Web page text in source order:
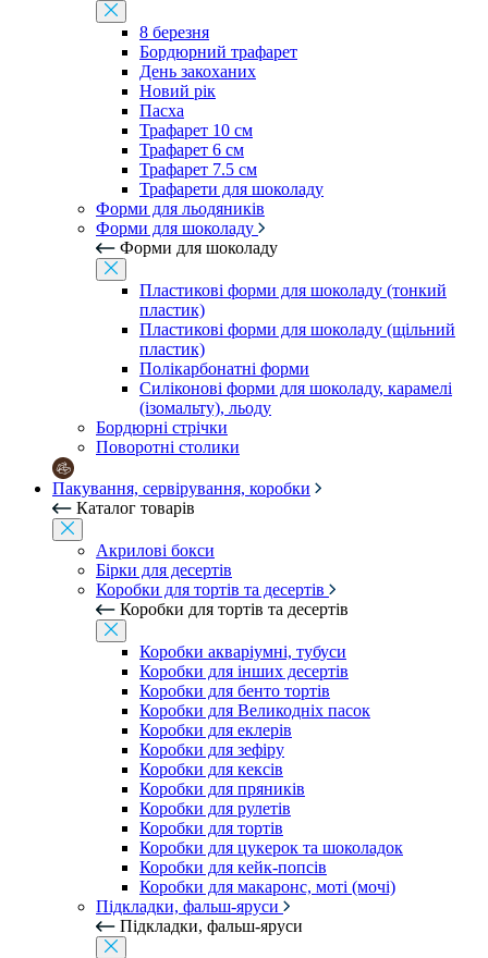
8 березня
Бордюрний трафарет
День закоханих
Новий рік
Пасха
Трафарет 10 см
Трафарет 6 см
Трафарет 7.5 см
Трафарети для шоколаду
Форми для льодяників
Форми для шоколаду
Форми для шоколаду
Пластикові форми для шоколаду (тонкий
пластик)
Пластикові форми для шоколаду (щільний
пластик)
Полікарбонатні форми
Силіконові форми для шоколаду, карамелі
(ізомальту), льоду
Бордюрні стрічки
Поворотні столики
Пакування, сервірування, коробки
Каталог товарів
Акрилові бокси
Бірки для десертів
Коробки для тортів та десертів
Коробки для тортів та десертів
Коробки акваріумні, тубуси
Коробки для інших десертів
Коробки для бенто тортів
Коробки для Великодніх пасок
Коробки для еклерів
Коробки для зефіру
Коробки для кексів
Коробки для пряників
Коробки для рулетів
Коробки для тортів
Коробки для цукерок та шоколадок
Коробки для кейк-попсів
Коробки для макаронс, моті (мочі)
Підкладки, фальш-яруси
Підкладки, фальш-яруси